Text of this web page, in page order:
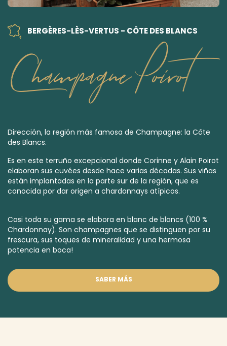
BERGÈRES-LÈS-VERTUS - CÔTE DES BLANCS
Champagne Poirot
Dirección, la región más famosa de Champagne: la Côte
des Blancs.
Es en este terruño excepcional donde Corinne y Alain Poirot
elaboran sus cuvées desde hace varias décadas. Sus viñas
están implantadas en la parte sur de la región, que es
conocida por dar origen a chardonnays atípicos.
Casi toda su gama se elabora en blanc de blancs (100 %
Chardonnay). Son champagnes que se distinguen por su
frescura, sus toques de mineralidad y una hermosa
potencia en boca!
SABER MÁS